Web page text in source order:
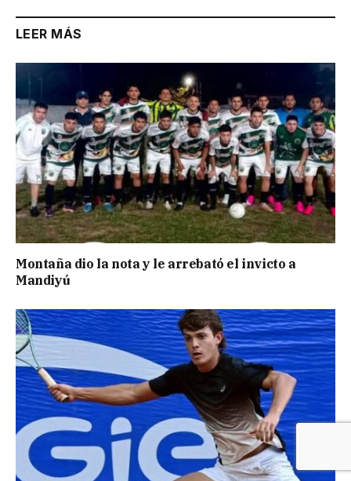
LEER MÁS
Montaña dio la nota y le arrebató el invicto a
Mandiyú